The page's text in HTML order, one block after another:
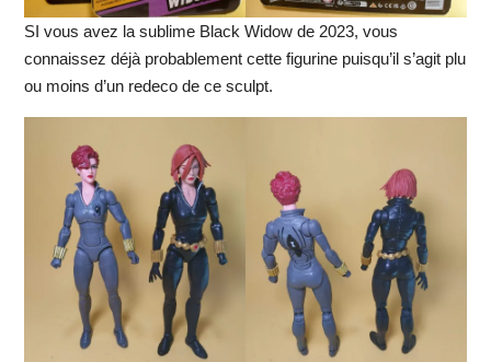
SI vous avez la sublime Black Widow de 2023, vous
connaissez déjà probablement cette figurine puisqu’il s’agit plu
ou moins d’un redeco de ce sculpt.